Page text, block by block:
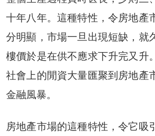
十年八年。這種特性，令房地產
分明顯，市場一旦出現短缺，就
樓價於是在供不應求下升完又升
社會上的閒資大量匯聚到房地產
金融風暴。
房地產市場的這種特性，令它吸